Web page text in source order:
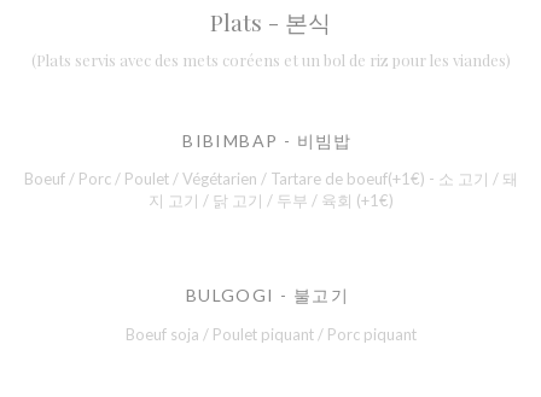
Plats - 본식
(Plats servis avec des mets coréens et un bol de riz pour les viandes)
BIBIMBAP - 비빔밥
Boeuf / Porc / Poulet / Végétarien / Tartare de boeuf(+1€) - 소 고기 / 돼
지 고기 / 닭 고기 / 두부 / 육회 (+1€)
BULGOGI - 불고기
Boeuf soja / Poulet piquant / Porc piquant